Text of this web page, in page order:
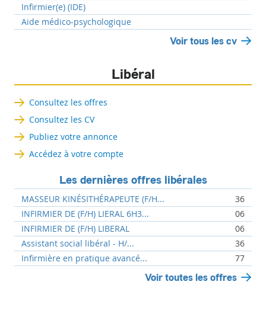
Infirmier(e) (IDE)
Aide médico-psychologique
Voir tous les cv
Libéral
Consultez les offres
Consultez les CV
Publiez votre annonce
Accédez à votre compte
Les dernières offres libérales
MASSEUR KINÉSITHÉRAPEUTE (F/H...
36
INFIRMIER DE (F/H) LIERAL 6H3...
06
INFIRMIER DE (F/H) LIBERAL
06
Assistant social libéral - H/...
36
Infirmière en pratique avancé...
77
Voir toutes les offres